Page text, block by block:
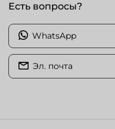
Есть вопросы?
WhatsApp
Эл. почта